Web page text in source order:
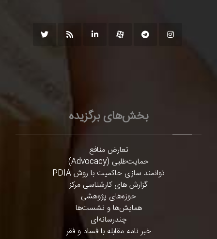
بخش‌های برگزیده
تعارض منافع
حمایت‌طلبی (Advocacy)
توانمند سازی حاکمیت با روش PDIA
گزارش های کارشناسی مرکز
حوزه‌های پژوهشی
همایش‌ها و نشست‌ها
چندرسانه‌ای
خبر نامه مقابله با فساد و فقر